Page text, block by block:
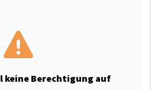
keine Berechtigung auf